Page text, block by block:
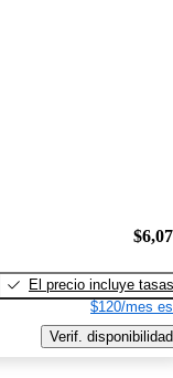
El precio incluye tasas
$120/mes
Verif. disponibilidad